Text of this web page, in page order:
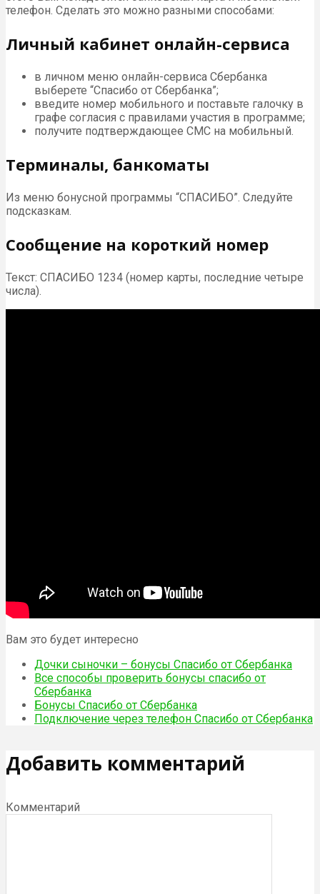
телефон. Сделать это можно разными способами:
Личный кабинет онлайн-сервиса
в личном меню онлайн-сервиса Сбербанка
выберете “Спасибо от Сбербанка”;
введите номер мобильного и поставьте галочку в
графе согласия с правилами участия в программе;
получите подтверждающее СМС на мобильный.
Терминалы, банкоматы
Из меню бонусной программы “СПАСИБО”. Следуйте
подсказкам.
Сообщение на короткий номер
Текст: СПАСИБО 1234 (номер карты, последние четыре
числа).
Вам это будет интересно
Дочки сыночки – бонусы Спасибо от Сбербанка
Все способы проверить бонусы спасибо от
Сбербанка
Бонусы Спасибо от Сбербанка
Подключение через телефон Спасибо от Сбербанка
Добавить комментарий
Комментарий